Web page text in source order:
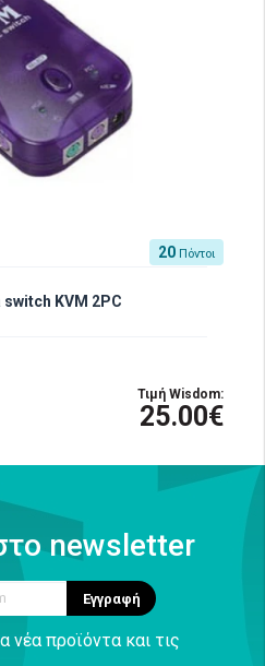
20 Πόντοι
switch KVM 2PC
Τιμή Wisdom:
25.00€
newsletter
Εγγραφή
νέα προϊόντα και τις